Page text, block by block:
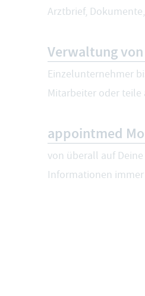
Arztbrief,
Verwaltung
Einzelunternehmer
Mitarbeiter oder
appointmed
von überall auf
Informationen